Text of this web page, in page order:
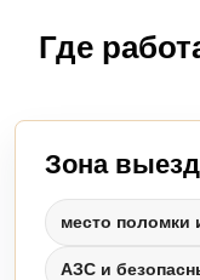
Где
Зона
место поломки
АЗС и